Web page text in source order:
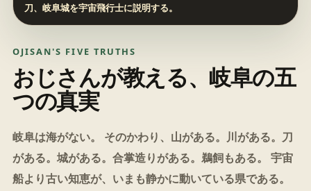
刀、岐阜城を宇宙飛行士に説明する。
OJISAN'S FIVE TRUTHS
おじさんが教える、岐阜の五
つの真実
岐阜は海がない。 そのかわり、山がある。川がある。刀
がある。城がある。合掌造りがある。鵜飼もある。 宇宙
船より古い知恵が、いまも静かに動いている県である。